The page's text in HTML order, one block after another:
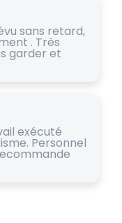
sans retard,
. Très
garder et
exécuté
Personnel